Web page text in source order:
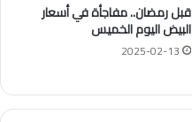
قبل رمضان.. مفاجأة في أسعار
البيض اليوم الخميس
2025-02-13